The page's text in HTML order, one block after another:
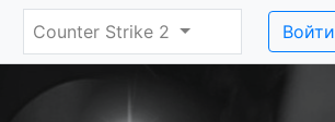
Counter Strike 2 Войти